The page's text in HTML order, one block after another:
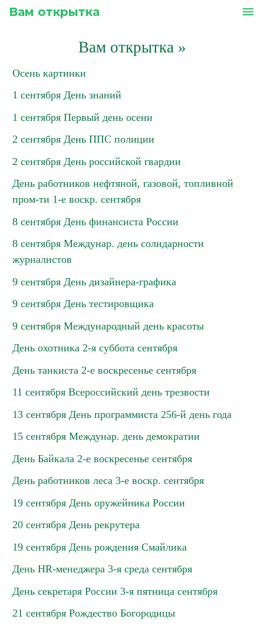
Вам открытка menu
Вам открытка»
Осень картинки
1 сентября День знаний
1 сентября Первый день осени
2 сентября День ППС полиции
2 сентября День российской гвардии
День работников нефтяной, газовой, топливной
пром-ти 1-е воскр. сентября
8 сентября День финансиста России
8 сентября Междунар. день солидарности
журналистов
9 сентября День дизайнера-графика
9 сентября День тестировщика
9 сентября Международный день красоты
День охотника 2-я суббота сентября
День танкиста 2-е воскресенье сентября
11 сентября Всероссийский день трезвости
13 сентября День программиста 256-й день года
15 сентября Междунар. день демократии
День Байкала 2-е воскресенье сентября
День работников леса 3-е воскр. сентября
19 сентября День оружейника России
20 сентября День рекрутера
19 сентября День рождения Смайлика
День HR-менеджера 3-я среда сентября
День секретаря России 3-я пятница сентября
21 сентября Рождество Богородицы